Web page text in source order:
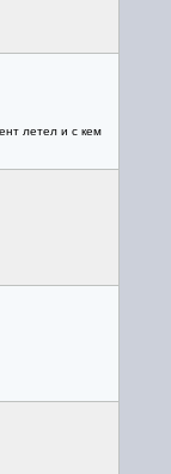
летел и с кем